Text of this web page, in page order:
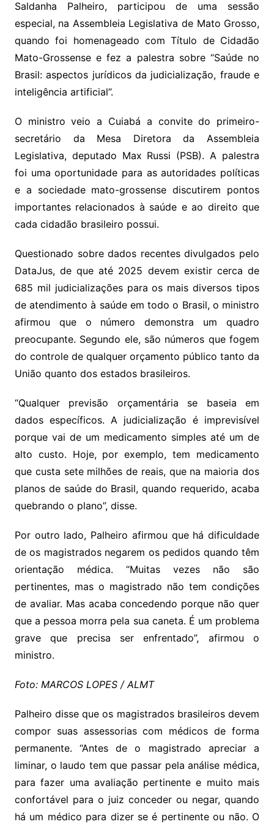
Li
n
k
A
p
p
a
m
dI
n
e
Cl
a
s
o
m
e
n
g
s
a
g
e
o
k.
c
o
m
p
e
o
o
M
ai
l
a
d
s
l
e
Saldanha Palheiro, participou de uma sessão
especial, na Assembleia Legislativa de Mato Grosso,
quando foi homenageado com Título de Cidadão
Mato-Grossense e fez a palestra sobre “Saúde no
Brasil: aspectos jurídicos da judicialização, fraude e
inteligência artificial”.
O ministro veio a Cuiabá a convite do primeiro-
secretário da Mesa Diretora da Assembleia
Legislativa, deputado Max Russi (PSB). A palestra
foi uma oportunidade para as autoridades políticas
e a sociedade mato-grossense discutirem pontos
importantes relacionados à saúde e ao direito que
cada cidadão brasileiro possui.
Questionado sobre dados recentes divulgados pelo
DataJus, de que até 2025 devem existir cerca de
685 mil judicializações para os mais diversos tipos
de atendimento à saúde em todo o Brasil, o ministro
afirmou que o número demonstra um quadro
preocupante. Segundo ele, são números que fogem
do controle de qualquer orçamento público tanto da
União quanto dos estados brasileiros.
“Qualquer previsão orçamentária se baseia em
dados específicos. A judicialização é imprevisível
porque vai de um medicamento simples até um de
alto custo. Hoje, por exemplo, tem medicamento
que custa sete milhões de reais, que na maioria dos
planos de saúde do Brasil, quando requerido, acaba
quebrando o plano”, disse.
Por outro lado, Palheiro afirmou que há dificuldade
de os magistrados negarem os pedidos quando têm
orientação médica. “Muitas vezes não são
pertinentes, mas o magistrado não tem condições
de avaliar. Mas acaba concedendo porque não quer
que a pessoa morra pela sua caneta. É um problema
grave que precisa ser enfrentado”, afirmou o
ministro.
Foto: MARCOS LOPES / ALMT
Palheiro disse que os magistrados brasileiros devem
compor suas assessorias com médicos de forma
permanente. “Antes de o magistrado apreciar a
liminar, o laudo tem que passar pela análise médica,
para fazer uma avaliação pertinente e muito mais
confortável para o juiz conceder ou negar, quando
há um médico para dizer se é pertinente ou não. O